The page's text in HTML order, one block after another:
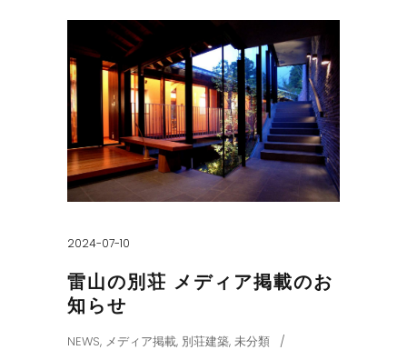
2024-07-10
雷山の別荘 メディア掲載のお
知らせ
NEWS, メディア掲載, 別荘建築, 未分類